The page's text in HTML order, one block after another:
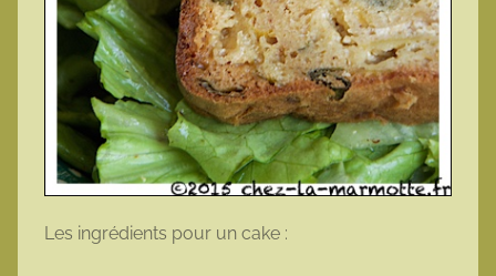
Les ingrédients pour un cake :